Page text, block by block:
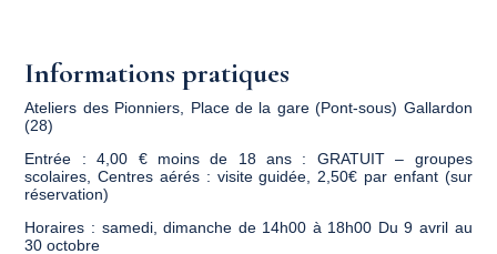
Informations pratiques
Ateliers des Pionniers, Place de la gare (Pont-sous) Gallardon
(28)
Entrée : 4,00 € moins de 18 ans : GRATUIT – groupes
scolaires, Centres aérés : visite guidée, 2,50€ par enfant (sur
réservation)
Horaires : samedi, dimanche de 14h00 à 18h00 Du 9 avril au
30 octobre